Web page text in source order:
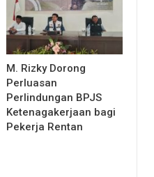
M. Rizky Dorong
Perluasan
Perlindungan BPJS
Ketenagakerjaan bagi
Pekerja Rentan